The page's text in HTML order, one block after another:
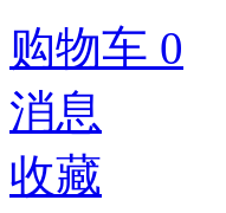
购物车 0
消息
收藏